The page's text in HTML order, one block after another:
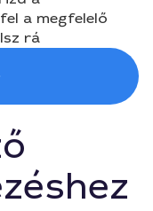
a megfelelő
rá